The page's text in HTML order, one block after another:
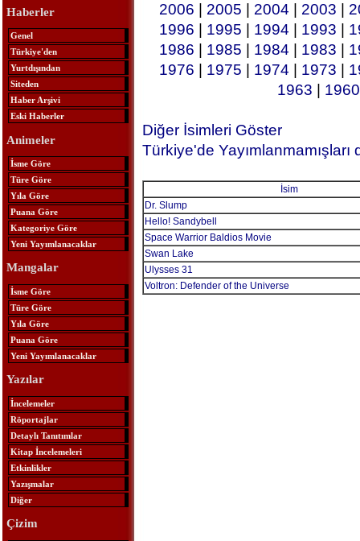
Haberler
Genel
Türkiye'den
Yurtdışından
Siteden
Haber Arşivi
Eski Haberler
Animeler
İsme Göre
Türe Göre
Yıla Göre
Puana Göre
Kategoriye Göre
Yeni Yayımlanacaklar
Mangalar
İsme Göre
Türe Göre
Yıla Göre
Puana Göre
Yeni Yayımlanacaklar
Yazılar
İncelemeler
Röportajlar
Detaylı Tanıtımlar
Kitap İncelemeleri
Etkinlikler
Yazışmalar
Diğer
Çizim
2006
2005 2004 2003
1996
1995 1994 1993
1986
1985 1984 1983
1976
1975 1974 1973
1963
1960
Diğer İsimleri Göster
Türkiye'de Yayımlanmamışları
İsim
Dr. Slump
Hello! Sandybell
Space Warrior Baldios Movie
Swan Lake
Ulysses 31
Voltron: Defender of the Universe